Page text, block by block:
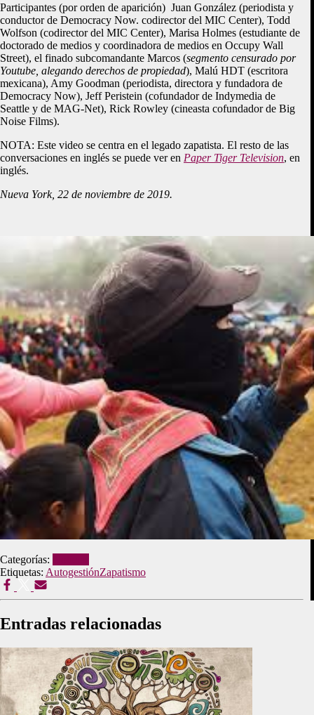
Participantes (por orden de aparición) Juan González (periodista y
conductor de Democracy Now. codirector del MIC Center), Todd
Wolfson (codirector del MIC Center), Marisa Holmes (estudiante de
doctorado de medios y coordinadora de medios en Occupy Wall
Street), el finado subcomandante Marcos (segmento censurado por
Youtube, alegando derechos de propiedad), Malú HDT (escritora
mexicana), Amy Goodman (periodista, directora y fundadora de
Democracy Now), Jeff Peristein (cofundador de Indymedia de
Seattle y de MAG-Net), Rick Rowley (cineasta cofundador de Big
Noise Films).
NOTA: Este video se centra en el legado zapatista. El resto de las
conversaciones en inglés se puede ver en Paper Tiger Television, en
inglés.
Nueva York, 22 de noviembre de 2019.
Categorías:
Etiquetas: AutogestiónZapatismo
Entradas relacionadas